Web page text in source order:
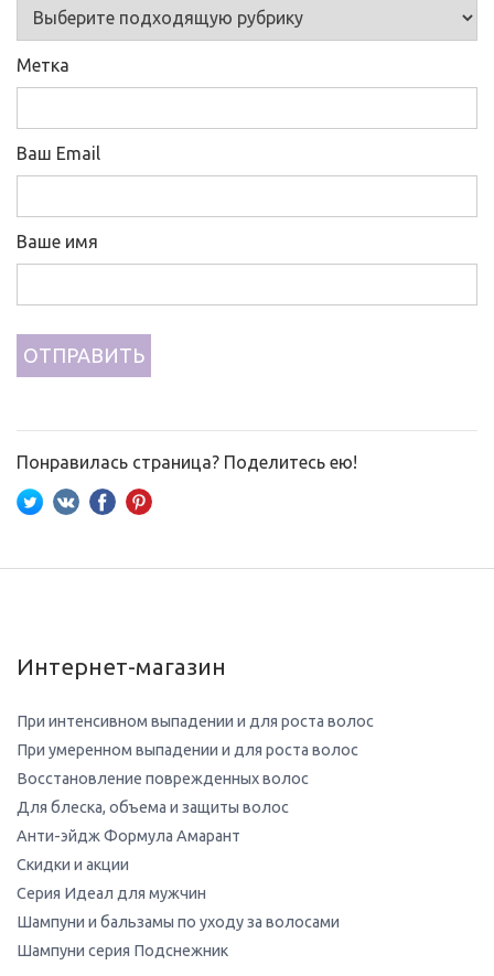
Метка
Ваш Email
Ваше имя
Понравилась страница? Поделитесь ею!
Интернет-магазин
При интенсивном выпадении и для роста волос
При умеренном выпадении и для роста волос
Восстановление поврежденных волос
Для блеска, объема и защиты волос
Анти-эйдж Формула Амарант
Скидки и акции
Серия Идеал для мужчин
Шампуни и бальзамы по уходу за волосами
Шампуни серия Подснежник